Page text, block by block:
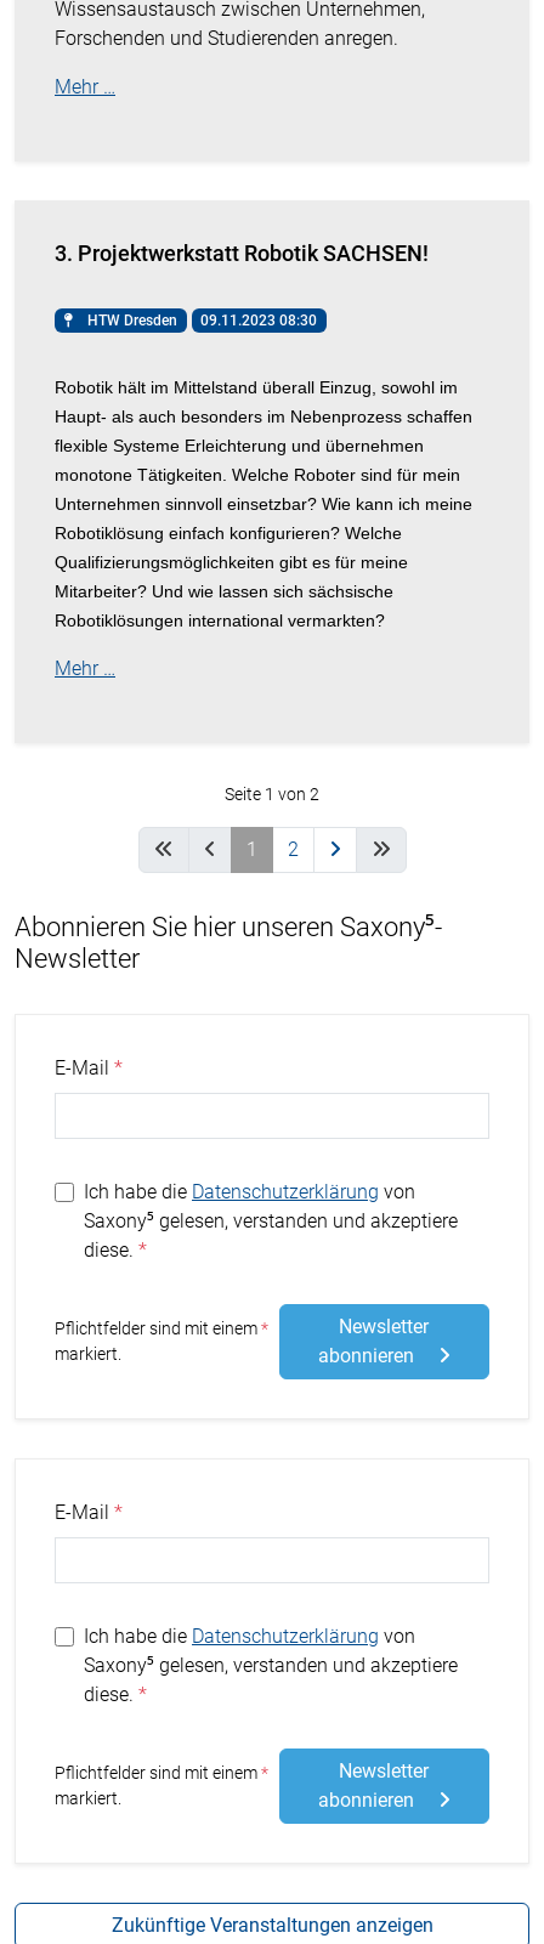
Wissensaustausch zwischen Unternehmen,
Forschenden und Studierenden anregen.
Mehr …
3. Projektwerkstatt Robotik SACHSEN!
HTW Dresden 09.11.2023 08:30
Robotik hält im Mittelstand überall Einzug, sowohl im
Haupt- als auch besonders im Nebenprozess schaffen
flexible Systeme Erleichterung und übernehmen
monotone Tätigkeiten. Welche Roboter sind für mein
Unternehmen sinnvoll einsetzbar? Wie kann ich meine
Robotiklösung einfach konfigurieren? Welche
Qualifizierungsmöglichkeiten gibt es für meine
Mitarbeiter? Und wie lassen sich sächsische
Robotiklösungen international vermarkten?
Mehr …
Seite 1 von 2
1 2
Abonnieren Sie hier unseren Saxony⁵-
Newsletter
E-Mail
Ich habe die Datenschutzerklärung von
Saxony⁵ gelesen, verstanden und akzeptiere
diese.
Pflichtfelder sind mit einem Stern
markiert.
Newsletter
abonnieren
E-Mail
Ich habe die Datenschutzerklärung von
Saxony⁵ gelesen, verstanden und akzeptiere
diese.
Pflichtfelder sind mit einem Stern
markiert.
Newsletter
abonnieren
Zukünftige Veranstaltungen anzeigen